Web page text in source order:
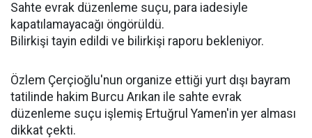
Sahte evrak düzenleme suçu, para iadesiyle
kapatılamayacağı öngörüldü.
Bilirkişi tayin edildi ve bilirkişi raporu bekleniyor.
Özlem Çerçioğlu'nun organize ettiği yurt dışı bayram
tatilinde hakim Burcu Arıkan ile sahte evrak
düzenleme suçu işlemiş Ertuğrul Yamen'in yer alması
dikkat çekti.